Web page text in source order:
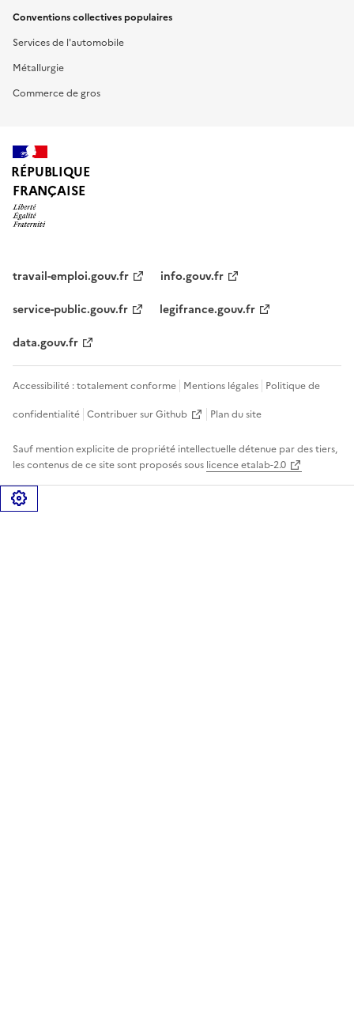
Conventions collectives populaires
Services de l'automobile
Métallurgie
Commerce de gros
RÉPUBLIQUE
FRANÇAISE
travail-emploi.gouv.fr
info.gouv.fr
service-public.gouv.fr
legifrance.gouv.fr
data.gouv.fr
Accessibilité : totalement conforme Mentions légales Politique de
confidentialité Contribuer sur Github Plan du site
Sauf mention explicite de propriété intellectuelle détenue par des tiers,
les contenus de ce site sont proposés sous licence etalab-2.0
Gérer les cookies